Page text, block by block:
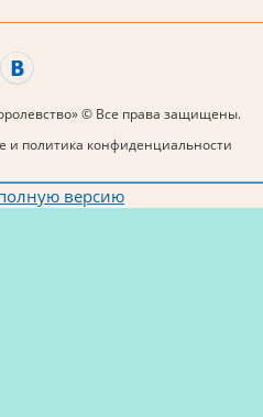
© Все права защищены.
и политика конфиденциальности
версию